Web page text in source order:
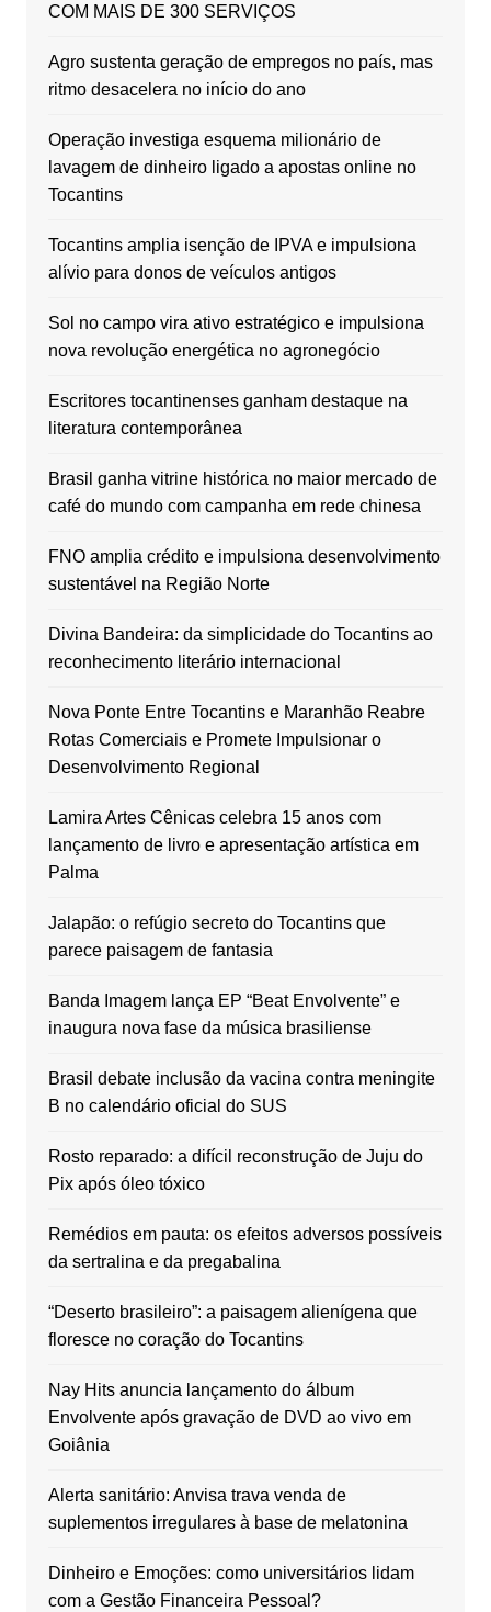
COM MAIS DE 300 SERVIÇOS
Agro sustenta geração de empregos no país, mas
ritmo desacelera no início do ano
Operação investiga esquema milionário de
lavagem de dinheiro ligado a apostas online no
Tocantins
Tocantins amplia isenção de IPVA e impulsiona
alívio para donos de veículos antigos
Sol no campo vira ativo estratégico e impulsiona
nova revolução energética no agronegócio
Escritores tocantinenses ganham destaque na
literatura contemporânea
Brasil ganha vitrine histórica no maior mercado de
café do mundo com campanha em rede chinesa
FNO amplia crédito e impulsiona desenvolvimento
sustentável na Região Norte
Divina Bandeira: da simplicidade do Tocantins ao
reconhecimento literário internacional
Nova Ponte Entre Tocantins e Maranhão Reabre
Rotas Comerciais e Promete Impulsionar o
Desenvolvimento Regional
Lamira Artes Cênicas celebra 15 anos com
lançamento de livro e apresentação artística em
Palma
Jalapão: o refúgio secreto do Tocantins que
parece paisagem de fantasia
Banda Imagem lança EP “Beat Envolvente” e
inaugura nova fase da música brasiliense
Brasil debate inclusão da vacina contra meningite
B no calendário oficial do SUS
Rosto reparado: a difícil reconstrução de Juju do
Pix após óleo tóxico
Remédios em pauta: os efeitos adversos possíveis
da sertralina e da pregabalina
“Deserto brasileiro”: a paisagem alienígena que
floresce no coração do Tocantins
Nay Hits anuncia lançamento do álbum
Envolvente após gravação de DVD ao vivo em
Goiânia
Alerta sanitário: Anvisa trava venda de
suplementos irregulares à base de melatonina
Dinheiro e Emoções: como universitários lidam
com a Gestão Financeira Pessoal?